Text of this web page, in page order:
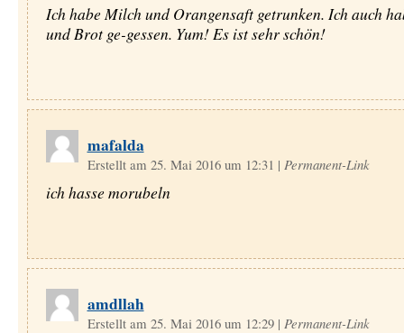
Ich habe Milch und Orangensaft getrunken. Ich auch
und Brot ge-gessen. Yum! Es ist sehr schön!
mafalda
Erstellt am 25. Mai 2016 um 12:31 | Permanent-Link
ich hasse morubeln
amdllah
Erstellt am 25. Mai 2016 um 12:29 | Permanent-Link